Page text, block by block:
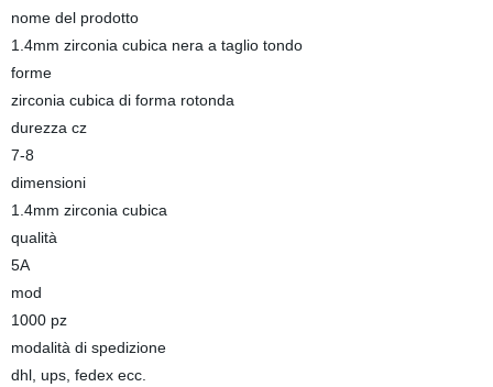
nome del prodotto
1.4mm zirconia cubica nera a taglio tondo
forme
zirconia cubica di forma rotonda
durezza cz
7-8
dimensioni
1.4mm zirconia cubica
qualità
5A
mod
1000 pz
modalità di spedizione
dhl, ups, fedex ecc.